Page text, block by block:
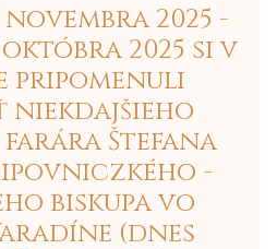
novembra 2025 -
2025 si v
pripomenuli
niekdajšieho
farára Štefana
-
biskupa vo
(dnes